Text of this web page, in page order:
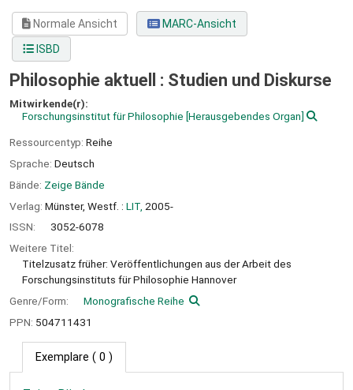
Normale Ansicht
MARC-Ansicht
ISBD
Philosophie aktuell : Studien und Diskurse
Mitwirkende(r):
Forschungsinstitut für Philosophie [Herausgebendes Organ]
Ressourcentyp: Reihe
Sprache: Deutsch
Bände: Zeige Bände
Verlag: Münster, Westf. : LIT, 2005-
ISSN:
3052-6078
Weitere Titel:
Titelzusatz früher: Veröffentlichungen aus der Arbeit des
Forschungsinstituts für Philosophie Hannover
Genre/Form:
Monografische Reihe
PPN: 504711431
Exemplare ( 0 )